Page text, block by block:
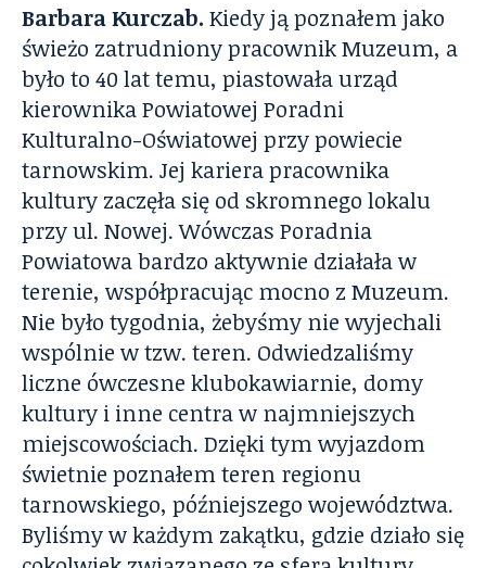
Barbara Kurczab. Kiedy ją poznałem jako
świeżo zatrudniony pracownik Muzeum, a
było to 40 lat temu, piastowała urząd
kierownika Powiatowej Poradni
Kulturalno-Oświatowej przy powiecie
tarnowskim. Jej kariera pracownika
kultury zaczęła się od skromnego lokalu
przy ul. Nowej. Wówczas Poradnia
Powiatowa bardzo aktywnie działała w
terenie, współpracując mocno z Muzeum.
Nie było tygodnia, żebyśmy nie wyjechali
wspólnie w tzw. teren. Odwiedzaliśmy
liczne ówczesne klubokawiarnie, domy
kultury i inne centra w najmniejszych
miejscowościach. Dzięki tym wyjazdom
świetnie poznałem teren regionu
tarnowskiego, późniejszego województwa.
Byliśmy w każdym zakątku, gdzie działo się